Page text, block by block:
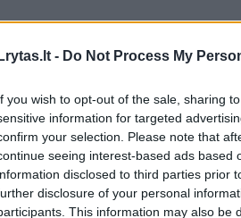
Lrytas.lt - Do Not Process My
you wish to opt-out of the sale, sharing
information for targeted
your selection. Please note that
seeing interest-based ads based
disclosed to third parties prior
disclosure of your personal
This information may also be
pranešime pastebi